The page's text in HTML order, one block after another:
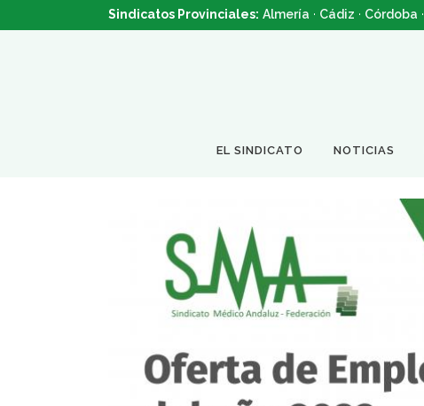
Sindicatos Provinciales: Almería · Cádiz · Córdoba ·
EL SINDICATO NOTICIAS